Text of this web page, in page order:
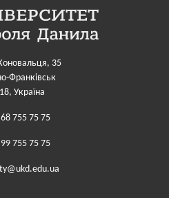
35
Франківськ
Україна
755 75 75
755 75 75